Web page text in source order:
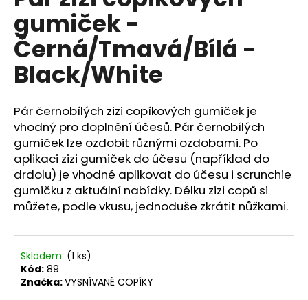
z
5
hvězdiček.
gumiček -
Černá/Tmavá/Bílá -
Black/White
Pár černobílých zizi copíkových gumiček je
vhodný pro doplnění účesů. Pár černobílých
gumiček lze ozdobit různými ozdobami. Po
aplikaci zizi gumiček do účesu (například do
drdolu) je vhodné aplikovat do účesu i scrunchie
gumičku z aktuální nabídky. Délku zizi copů si
můžete, podle vkusu, jednoduše zkrátit nůžkami.
Skladem (1 ks)
Kód: 89
Značka:VYSNÍVANÉ COPÍKY
a
j
í
t
?
HLEDAT
o
p
o